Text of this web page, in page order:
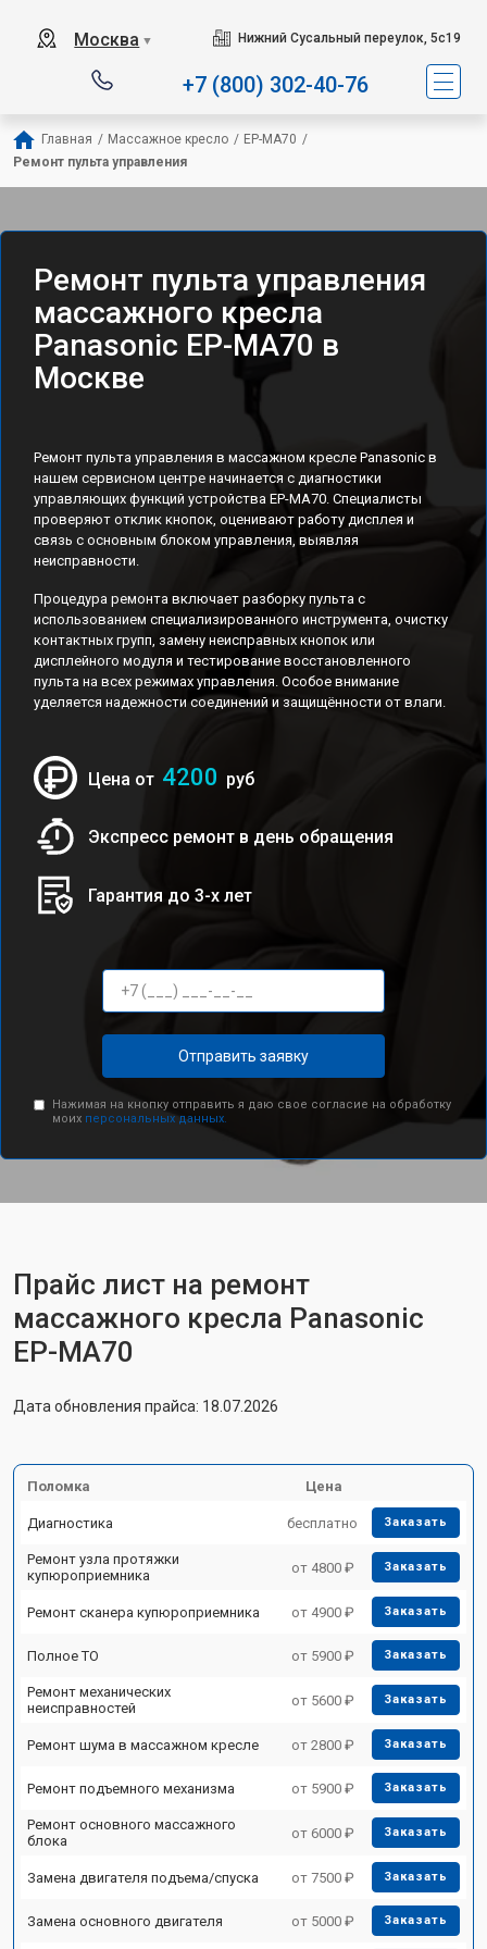
Москва ▼ Нижний Сусальный переулок, 5с19
+7 (800) 302-40-76
Главная / Массажное кресло / EP-MA70 /
Ремонт пульта управления
Ремонт пульта управления
массажного кресла
Panasonic EP-MA70 в
Москве
Ремонт пульта управления в массажном кресле Panasonic в
нашем сервисном центре начинается с диагностики
управляющих функций устройства EP-MA70. Специалисты
проверяют отклик кнопок, оценивают работу дисплея и
связь с основным блоком управления, выявляя
неисправности.
Процедура ремонта включает разборку пульта с
использованием специализированного инструмента, очистку
контактных групп, замену неисправных кнопок или
дисплейного модуля и тестирование восстановленного
пульта на всех режимах управления. Особое внимание
уделяется надежности соединений и защищённости от влаги.
Цена от 4200 руб
Экспресс ремонт в день обращения
Гарантия до 3-х лет
Отправить заявку
Нажимая на кнопку отправить я даю свое согласие на обработку
моих персональных данных.
Прайс лист на ремонт
массажного кресла Panasonic
EP-MA70
Дата обновления прайса: 18.07.2026
Поломка Цена
Диагностика бесплатно Заказать
Ремонт узла протяжки
купюроприемника
от 4800 ₽ Заказать
Ремонт сканера купюроприемника от 4900 ₽ Заказать
Полное ТО от 5900 ₽ Заказать
Ремонт механических
неисправностей
от 5600 ₽ Заказать
Ремонт шума в массажном кресле от 2800 ₽ Заказать
Ремонт подъемного механизма от 5900 ₽ Заказать
Ремонт основного массажного
блока
от 6000 ₽ Заказать
Замена двигателя подъема/спуска от 7500 ₽ Заказать
Замена основного двигателя от 5000 ₽ Заказать